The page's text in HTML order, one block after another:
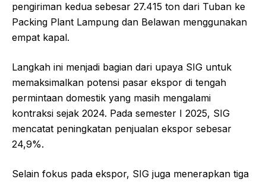
pengiriman kedua sebesar 27.415 ton dari Tuban ke
Packing Plant Lampung dan Belawan menggunakan
empat kapal.
Langkah ini menjadi bagian dari upaya SIG untuk
memaksimalkan potensi pasar ekspor di tengah
permintaan domestik yang masih mengalami
kontraksi sejak 2024. Pada semester I 2025, SIG
mencatat peningkatan penjualan ekspor sebesar
24,9%.
Selain fokus pada ekspor, SIG juga menerapkan tiga